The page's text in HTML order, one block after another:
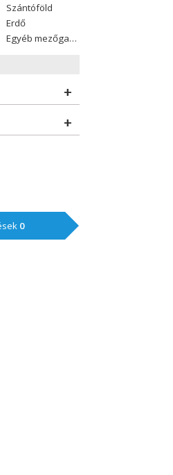
Szántóföld
Erdő
Egyéb mezőgazdasági telek
0